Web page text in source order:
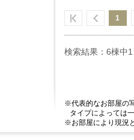
1
検索結果：6棟中
※代表的なお部屋の
タイプによっては
※お部屋により現況